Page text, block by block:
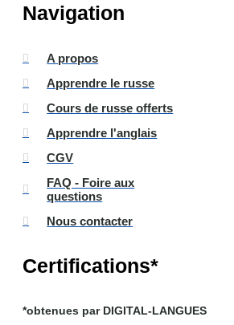
Navigation
A propos
Apprendre le russe
Cours de russe offerts
Apprendre l'anglais
CGV
FAQ - Foire aux
questions
Nous contacter
Certifications*
*obtenues par DIGITAL-LANGUES